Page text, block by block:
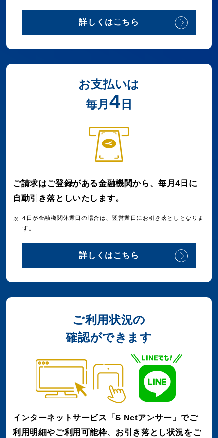
詳しくはこちら
お支払いは
毎月 4 日
ご請求はご登録がある金融機関から、毎月4日に
自動引き落としいたします。
4日が金融機関休業日の場合は、翌営業日にお引き落としとなりま
す。
詳しくはこちら
ご利用状況の
確認ができます
インターネットサービス「S Netアンサー」でご
利用明細やご利用可能枠、 お引き落とし状況をご